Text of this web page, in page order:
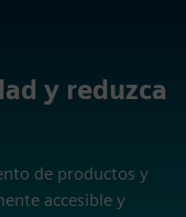
y reduzca
de productos y
accesible y